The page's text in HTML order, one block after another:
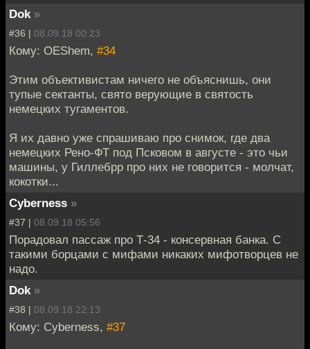
Dok »
#36 | 08.09.18 00:23
Кому: OEShem, #34
Этим объективистам ничего не объяснишь, они
тупые сектанты, свято верующие в святость
немецких тугаментов.
Я их давно уже спрашиваю про снимок, где два
немецких Рено-ФТ под Псковом в августе - это чьи
машины, у Гиллебрр про них не говорится - молчат,
кокотки...
Cyberness »
#37 | 08.09.18 05:56
Порадовал пассаж про Т-34 - консервная банка. С
такими борцами с мифами никаких мифотворцев не
надо.
Dok »
#38 | 08.09.18 22:13
Кому: Cyberness, #37